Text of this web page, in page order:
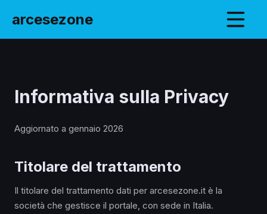
arcesezone
Informativa sulla Privacy
Aggiornato a gennaio 2026
Titolare del trattamento
Il titolare del trattamento dati per arcesezone.it è la
società che gestisce il portale, con sede in Italia.